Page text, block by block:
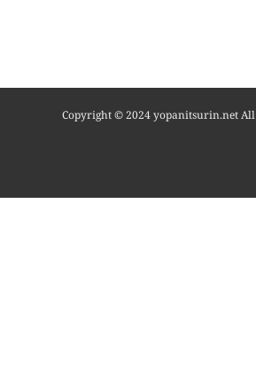
Copyright © 2024 yopanitsurin.net